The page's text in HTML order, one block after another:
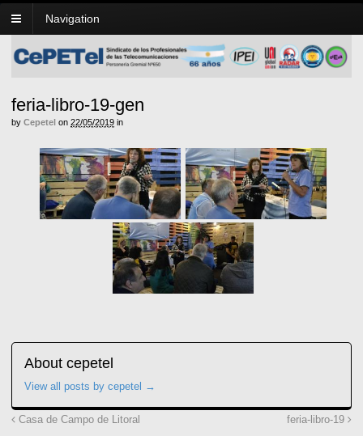
Navigation
feria-libro-19-gen
by Cepetel on 22/05/2019 in
About cepetel
View all posts by cepetel →
Casa de Campo de Litoral feria-libro-19